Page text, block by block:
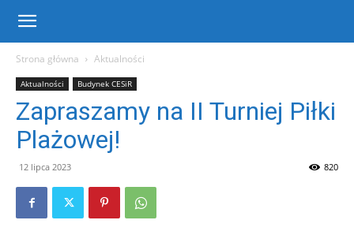
Centrum
Sportu
Rekreacji
Strona główna Aktualności
Aktualności Budynek CESiR
Zapraszamy na II Turniej Piłki
Plażowej!
12 lipca 2023 820